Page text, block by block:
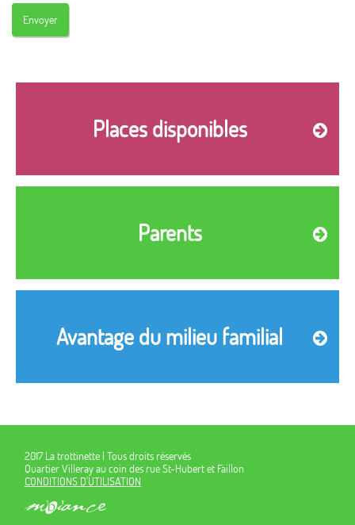
Places disponibles
Parents
Avantage du milieu familial
2017 La trottinette | Tous droits réservés
Quartier Villeray au coin des rue St-Hubert et Faillon
CONDITIONS D'UTILISATION